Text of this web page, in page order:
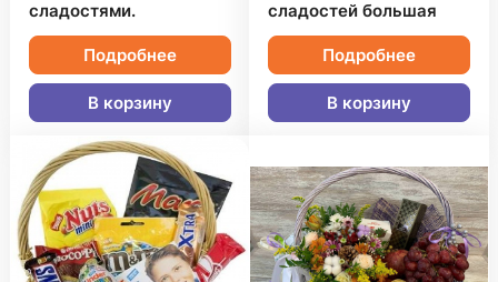
сладостями.
Подробнее
В корзину
сладостей большая
Подробнее
В корзину